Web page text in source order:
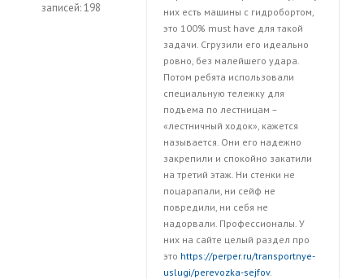
записей: 198
них есть машины с гидробортом,
это 100% must have для такой
задачи. Сгрузили его идеально
ровно, без малейшего удара.
Потом ребята использовали
специальную тележку для
подъема по лестницам –
«лестничный ходок», кажется
называется. Они его надежно
закрепили и спокойно закатили
на третий этаж. Ни стенки не
поцарапали, ни сейф не
повредили, ни себя не
надорвали. Профессионалы. У
них на сайте целый раздел про
это https://perper.ru/transportnye-
uslugi/perevozka-sejfov.